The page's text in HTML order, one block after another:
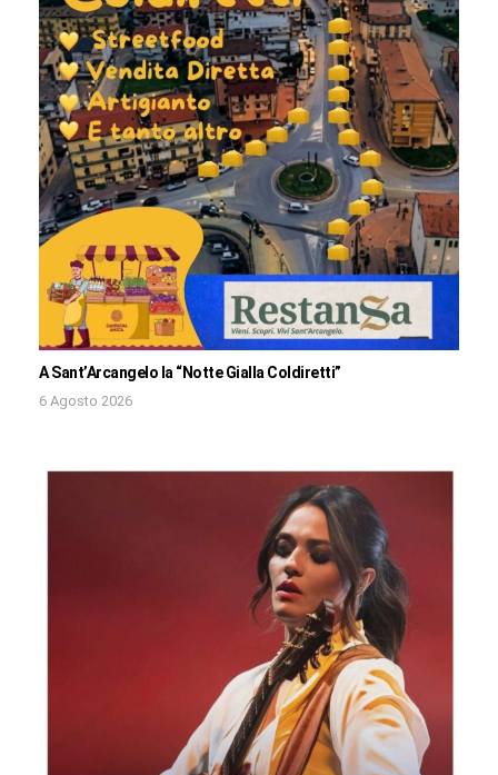
A Sant’Arcangelo la “Notte Gialla Coldiretti”
6 Agosto 2026